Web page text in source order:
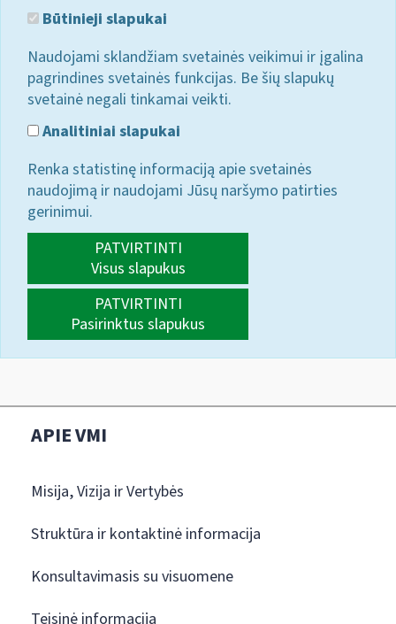
Būtinieji slapukai
Naudojami sklandžiam svetainės veikimui ir įgalina
pagrindines svetainės funkcijas. Be šių slapukų
svetainė negali tinkamai veikti.
Analitiniai slapukai
Renka statistinę informaciją apie svetainės
naudojimą ir naudojami Jūsų naršymo patirties
gerinimui.
PATVIRTINTI
Visus slapukus
PATVIRTINTI
Pasirinktus slapukus
APIE VMI
Misija, Vizija ir Vertybės
Struktūra ir kontaktinė informacija
Konsultavimasis su visuomene
Teisinė informacija